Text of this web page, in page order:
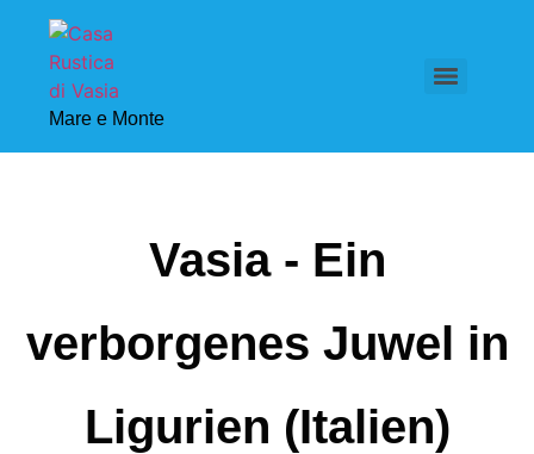
Mare e Monte
Vasia - Ein
verborgenes Juwel in
Ligurien (Italien)